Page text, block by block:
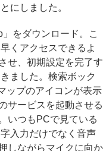
にしました。
をダウンロード。こ
くアクセスできるよ
せ、初期設定を完了す
ました。検索ボック
ップのアイコンが表示
サービスを起動させる
いつもPCで見ている
入力だけでなく音声
しながらマイクに向か